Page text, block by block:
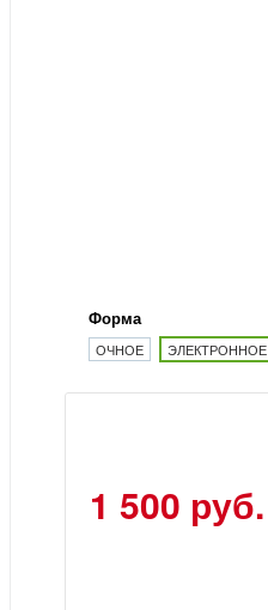
Форма
ОЧНОЕ ЭЛЕКТРОННОЕ
1 500 руб.